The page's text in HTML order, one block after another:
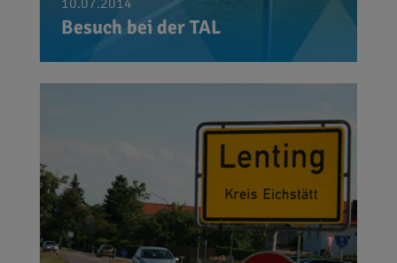
Besuch bei der TAL